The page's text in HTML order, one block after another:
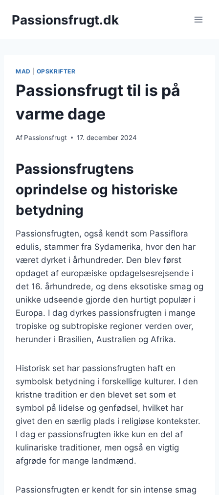
Passionsfrugt.dk
MAD OPSKRIFTER
Passionsfrugt til is på
varme dage
Af Passionsfrugt 17. december 2024
Passionsfrugtens
oprindelse og historiske
betydning
Passionsfrugten, også kendt som Passiflora
edulis, stammer fra Sydamerika, hvor den har
været dyrket i århundreder. Den blev først
opdaget af europæiske opdagelsesrejsende i
det 16. århundrede, og dens eksotiske smag og
unikke udseende gjorde den hurtigt populær i
Europa. I dag dyrkes passionsfrugten i mange
tropiske og subtropiske regioner verden over,
herunder i Brasilien, Australien og Afrika.
Historisk set har passionsfrugten haft en
symbolsk betydning i forskellige kulturer. I den
kristne tradition er den blevet set som et
symbol på lidelse og genfødsel, hvilket har
givet den en særlig plads i religiøse kontekster.
I dag er passionsfrugten ikke kun en del af
kulinariske traditioner, men også en vigtig
afgrøde for mange landmænd.
Passionsfrugten er kendt for sin intense smag